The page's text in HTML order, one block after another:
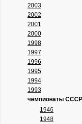
2003
2002
2001
2000
1998
1997
1996
1995
1994
1993
чемпионаты
1946
1948